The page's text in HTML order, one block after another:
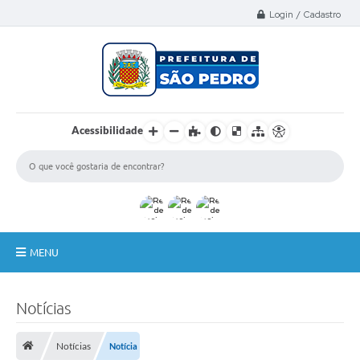
Login / Cadastro
Acessibilidade
MENU
Secretarias
Notícias
Notícias Notícia